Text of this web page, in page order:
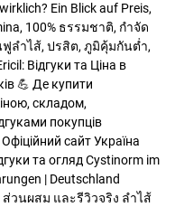
Ein Blick auf Preis,
100% ธรรมชาติ, กำจัด
ลำไส้, ปรสิต, ภูมิคุ้มกันต่ำ,
Відгуки та Ціна в
💪 Де купити
складом,
покупців
сайт Україна
та оглядCystinorm im
| Deutschland
วนผสม และรีวิวจริง ลำไส้